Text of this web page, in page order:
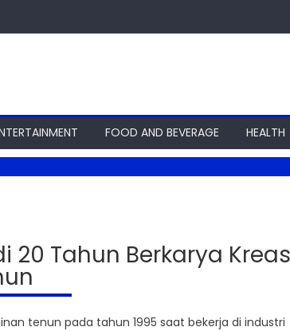
FOOD AND BEVERAGE HEALTH
20 Tahun Berkarya
tenun pada tahun 1995 saat bekerja di industri